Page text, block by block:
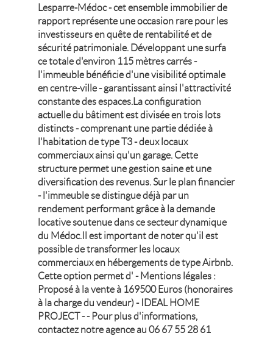
Lesparre-Médoc - cet ensemble immobilier de
rapport représente une occasion rare pour les
investisseurs en quête de rentabilité et de
sécurité patrimoniale. Développant une surfa
ce totale d'environ 115 mètres carrés -
l'immeuble bénéficie d'une visibilité optimale
en centre-ville - garantissant ainsi l'attractivité
constante des espaces.La configuration
actuelle du bâtiment est divisée en trois lots
distincts - comprenant une partie dédiée à
l'habitation de type T3 - deux locaux
commerciaux ainsi qu'un garage. Cette
structure permet une gestion saine et une
diversification des revenus. Sur le plan financier
- l'immeuble se distingue déjà par un
rendement performant grâce à la demande
locative soutenue dans ce secteur dynamique
du Médoc.Il est important de noter qu'il est
possible de transformer les locaux
commerciaux en hébergements de type Airbnb.
Cette option permet d' - Mentions légales :
Proposé à la vente à 169500 Euros (honoraires
à la charge du vendeur) - IDEAL HOME
PROJECT - - Pour plus d'informations,
contactez notre agence au 06 67 55 28 61